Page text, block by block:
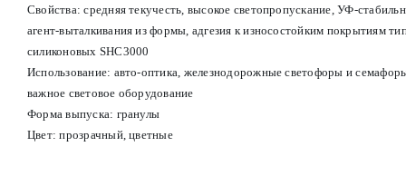
Свойства: средняя текучесть, высокое светопропускание, УФ-
агент-выталкивания из формы, адгезия к износостойким покрытиям
силиконовых SHC3000
Использование: авто-оптика, железнодорожные светофоры и
важное световое оборудование
Форма выпуска: гранулы
Цвет: прозрачный, цветные